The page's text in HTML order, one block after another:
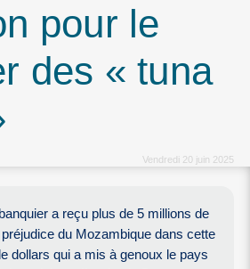
pour le
des « tuna
Vendredi 20 juin 2025
a reçu plus de 5 millions de
du Mozambique dans cette
dollars qui a mis à genoux le pays